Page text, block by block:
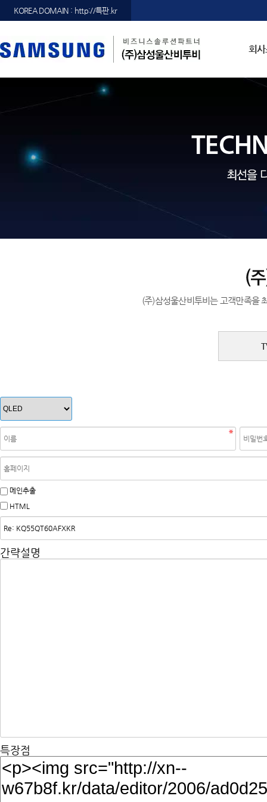
KOREA DOMAIN : http://특판.kr
회
(주)삼성울산비투비는 고객만족을
메인추출
HTML
간략설명
특장점